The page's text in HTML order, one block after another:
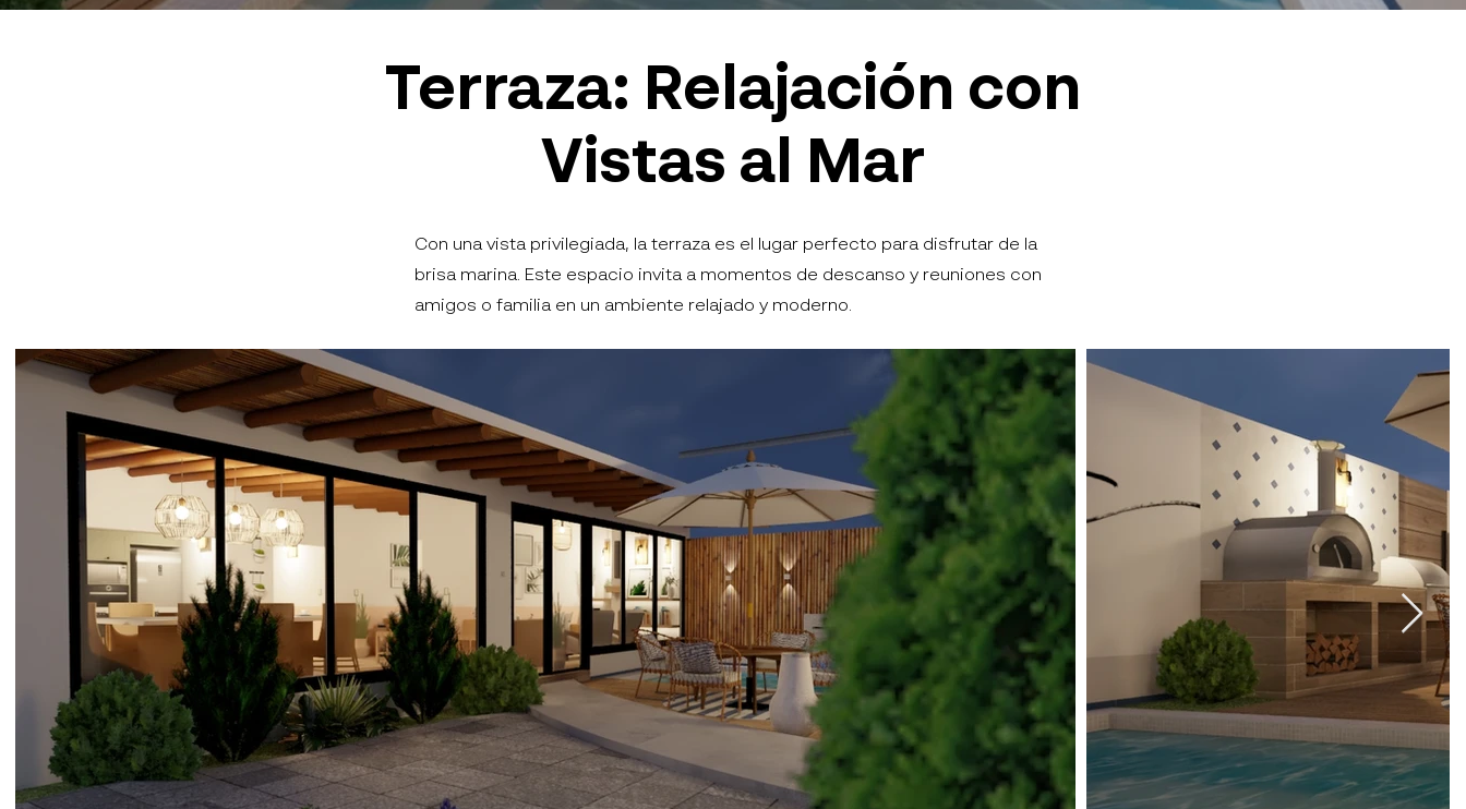
Terraza: Relajación con
Vistas al Mar
Con una vista privilegiada, la terraza es el lugar perfecto para disfrutar de la
brisa marina. Este espacio invita a momentos de descanso y reuniones con
amigos o familia en un ambiente relajado y moderno.